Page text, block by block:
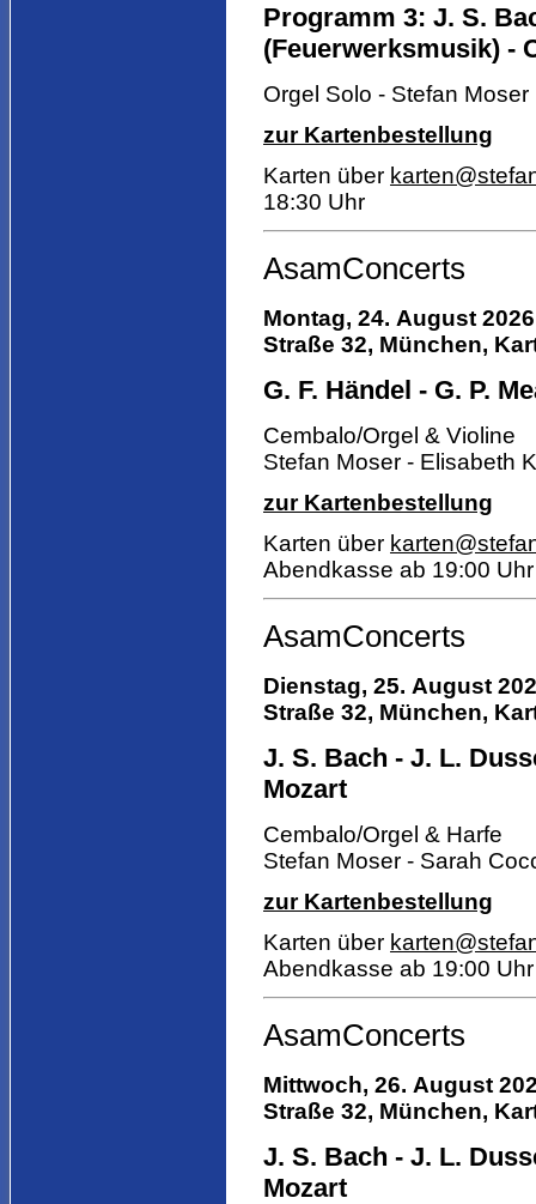
Programm 3: J. S.
(Feuerwerksmusik) -
Orgel Solo - Stefan Moser
zur Kartenbestellung
Karten über
18:30 Uhr
AsamConcerts
Montag, 24. August
Straße 32, München,
G. F. Händel - G. P.
Cembalo/Orgel & Violine
Stefan Moser - Elisabeth
zur Kartenbestellung
Karten über
Abendkasse ab 19:00 Uhr
AsamConcerts
Dienstag, 25. August
Straße 32, München,
J. S. Bach - J. L.
Mozart
Cembalo/Orgel & Harfe
Stefan Moser - Sarah
zur Kartenbestellung
Karten über
Abendkasse ab 19:00 Uhr
AsamConcerts
Mittwoch, 26. August
Straße 32, München,
J. S. Bach - J. L.
Mozart